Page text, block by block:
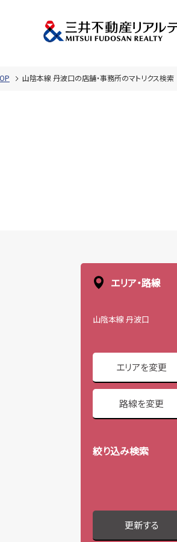
山陰本線 丹波口の店舗・事務所のマトリクス検索
エリア・路線
山陰本線 丹波口
エリアを変更
路線を変更
絞り込み検索
更新する